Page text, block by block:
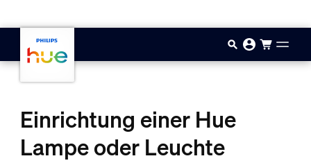
Einrichtung einer Hue
Lampe oder Leuchte